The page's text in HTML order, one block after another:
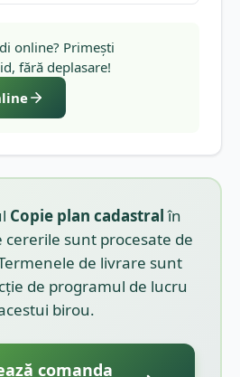
online? Primești
fără deplasare!
Copie plan cadastralîn
cererile sunt procesate de
de livrare sunt
de programul de lucru
birou.
comanda